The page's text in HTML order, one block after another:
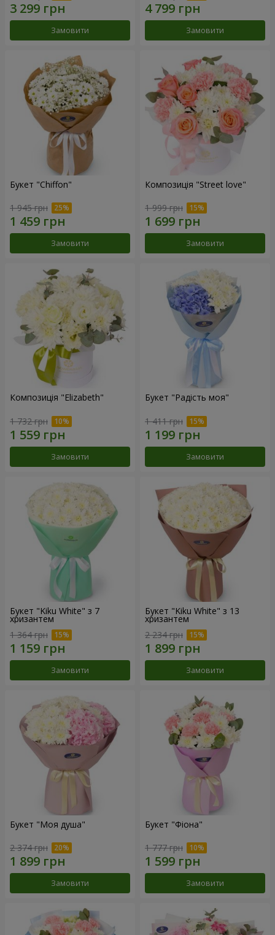
Замовити Замовити
Букет "Chiffon"
1 945 грн
Замовити
Композиція "Street love"
1 999 грн
Замовити
Композиція "Elizabeth"
1 732 грн
Замовити
Букет "Радість моя"
1 411 грн
Замовити
Букет "Kiku White" з 7
хризантем
1 364 грн
Замовити
Букет "Kiku White" з 13
хризантем
2 234 грн
Замовити
Букет "Моя душа"
2 374 грн
Замовити
Букет "Фіона"
1 777 грн
Замовити